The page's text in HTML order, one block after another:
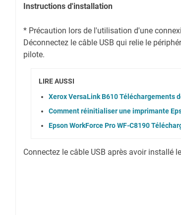
Instructions d'installation
* Précaution lors de l'utilisation d'une
Déconnectez le câble USB qui relie le
pilote.
LIRE AUSSI
Xerox VersaLink B610 Téléchargements
Comment réinitialiser une imprimante
Epson WorkForce Pro WF-C8190
Connectez le câble USB après avoir installé